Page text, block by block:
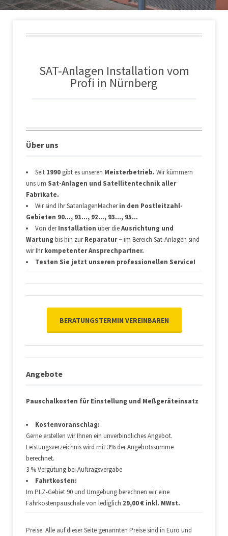
SAT-Anlagen Installation vom
Profi in Nürnberg
Über uns
Seit 1990 gibt es unseren Meisterbetrieb. Wir kümmern
uns um Sat-Anlagen und Satellitentechnik aller
Fabrikate.
Wir sind Ihr SatanlagenMacherin den Postleitzahl-
Gebieten 90…, 91…, 92…, 93…, 95…
Von derInstallation über dieAusrichtung und
Wartung bis hin zurReparatur – im Bereich Sat-Anlagen sind
wir Ihrkompetenter Ansprechpartner.
Testen Sie jetzt unseren professionellen Service!
BERATUNGSTERMIN VEREINBAREN
Angebote
Pauschalkosten für Einstellung und Meßgeräteinsatz
Kostenvoranschlag:
Gerne erstellen wir Ihnen ein unverbindliches Angebot.
Leistungsverzeichnis wird mit 3% der Angebotssumme
berechnet.
3 % Vergütung bei Auftragsvergabe
Fahrtkosten:
Im PLZ-Gebiet 90 und Umgebung berechnen wir eine
Fahrkostenpauschale von lediglich 29,00 € inkl. MWst.
Preise: Alle auf dieser Seite genannten Preise sind in Euro und